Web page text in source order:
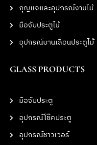
กุญแจและอุปกรณ์งานไม้
มือจับประตูไม้
อุปกรณ์บานเลื่อนประตูไม้
GLASS PRODUCTS
มือจับประตู
อุปกรณ์โช๊คประตู
อุปกรณ์ชาวเวอร์